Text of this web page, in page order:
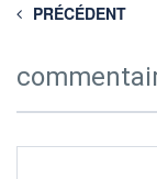
PRÉCÉDENT